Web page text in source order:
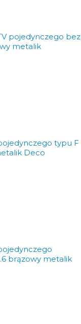
pojedynczego bez
metalik
typu F
Deco
brązowy metalik